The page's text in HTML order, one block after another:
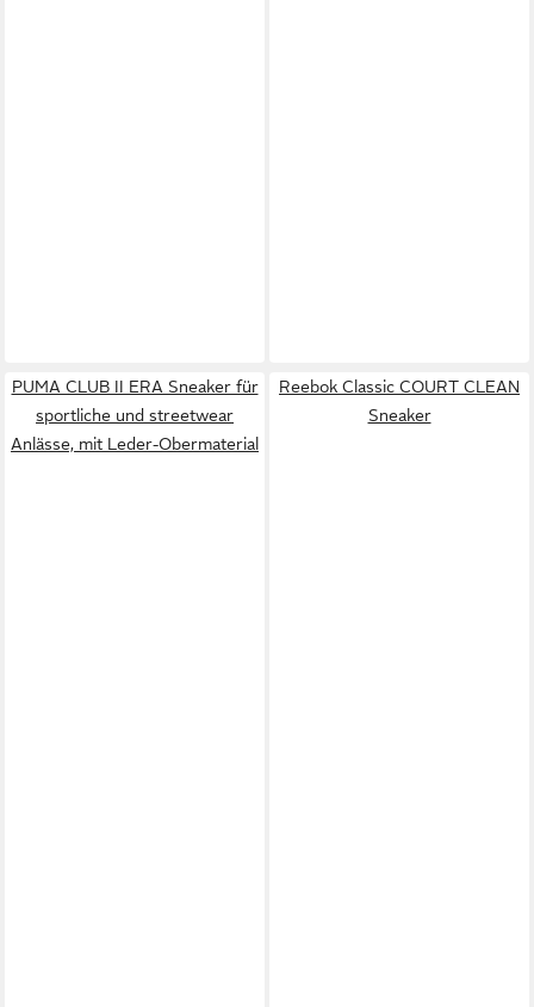
PUMA CLUB II ERA Sneaker für
sportliche und streetwear
Anlässe, mit Leder-Obermaterial
Reebok Classic COURT CLEAN
Sneaker